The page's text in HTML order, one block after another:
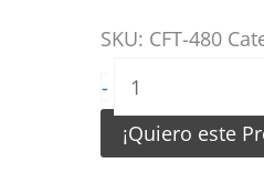
SKU: CFT-480
-
Camiseta
de
Futbol
¡Quiero este